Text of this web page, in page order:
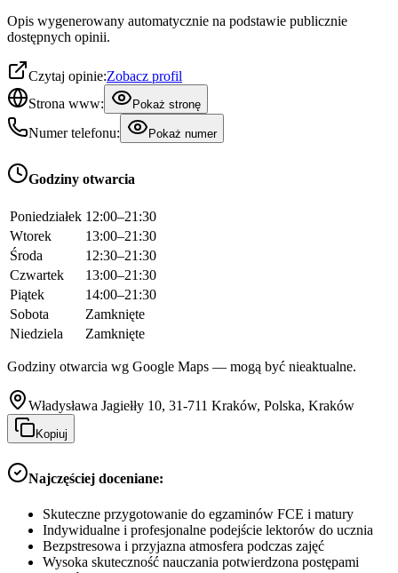
Opis wygenerowany automatycznie na podstawie publicznie
dostępnych opinii.
Czytaj opinie:Zobacz profil
Strona www:
Pokaż stronę
Numer telefonu: Pokaż numer
Godziny otwarcia
Poniedziałek 12:00–21:30
Wtorek
13:00–21:30
Środa
12:30–21:30
Czwartek
13:00–21:30
Piątek
14:00–21:30
Sobota
Zamknięte
Niedziela
Zamknięte
Godziny otwarcia wg Google Maps — mogą być nieaktualne.
Władysława Jagiełły 10, 31-711 Kraków, Polska, Kraków
Kopiuj
Najczęściej doceniane:
Skuteczne przygotowanie do egzaminów FCE i matury
Indywidualne i profesjonalne podejście lektorów do ucznia
Bezpstresowa i przyjazna atmosfera podczas zajęć
Wysoka skuteczność nauczania potwierdzona postępami